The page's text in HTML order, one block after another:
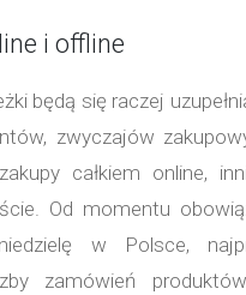
i offline
będą się raczej
zwyczajów
całkiem online,
Od momentu
w Polsce,
zamówień